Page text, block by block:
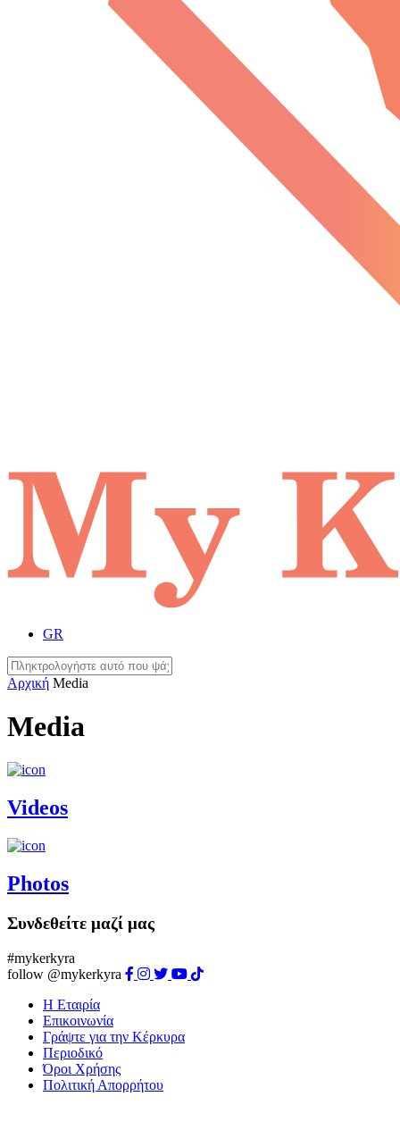
GR
Αρχική Media
Media
Videos
Photos
Συνδεθείτε μαζί μας
#mykerkyra
follow @mykerkyra
Η Εταιρία
Επικοινωνία
Γράψτε για την Κέρκυρα
Περιοδικό
Όροι Χρήσης
Πολιτική Απορρήτου